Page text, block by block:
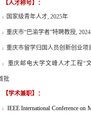
【人才称号】：
l 国家级青年人才, 2025年
l 重庆市“巴渝学者”特聘教授, 2024
l 重庆市留学归国人员创新创业项
l 重庆邮电大学文峰人才工程“
批
【学术兼职】：
l IEEE International Conference on